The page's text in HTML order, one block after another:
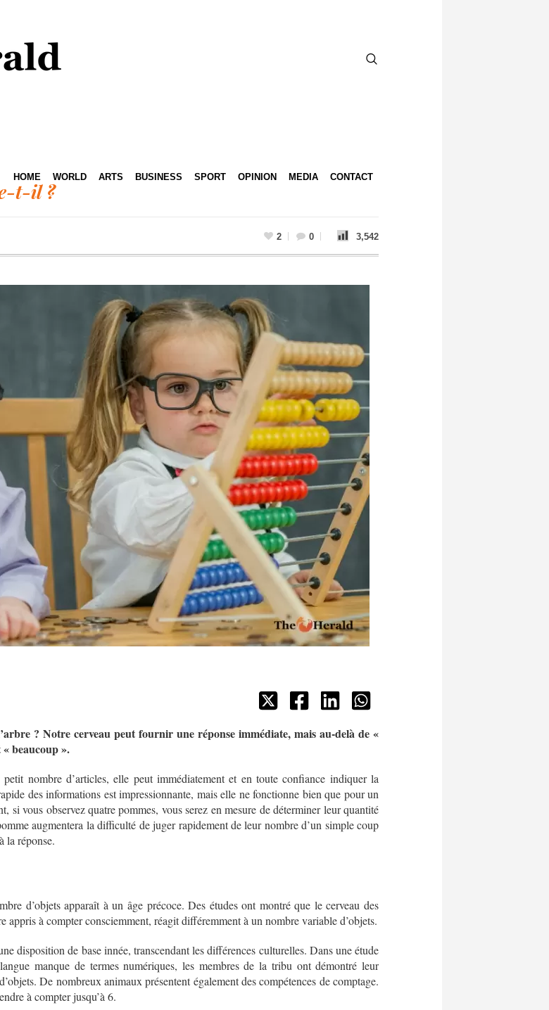
HOME WORLD ARTS BUSINESS SPORT OPINION MEDIA CONTACT
t-il ?
2 0 3,542
? Notre cerveau peut fournir une réponse immédiate, mais au-delà de «
beaucoup ».
nombre d’articles, elle peut immédiatement et en toute confiance indiquer la
des informations est impressionnante, mais elle ne fonctionne bien que pour un
si vous observez quatre pommes, vous serez en mesure de déterminer leur quantité
augmentera la difficulté de juger rapidement de leur nombre d’un simple coup
la réponse.
d’objets apparaît à un âge précoce. Des études ont montré que le cerveau des
appris à compter consciemment, réagit différemment à un nombre variable d’objets.
disposition de base innée, transcendant les différences culturelles. Dans une étude
manque de termes numériques, les membres de la tribu ont démontré leur
De nombreux animaux présentent également des compétences de comptage.
à compter jusqu’à 6.